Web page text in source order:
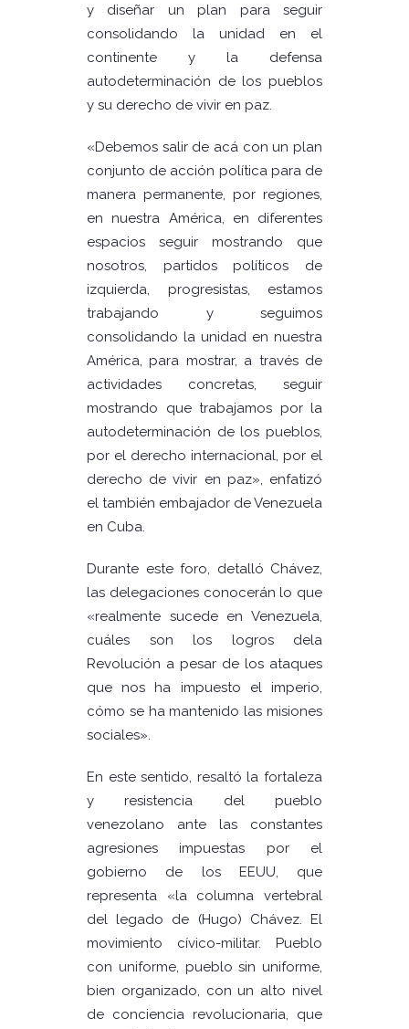
y diseñar un plan para seguir
consolidando la unidad en el
continente y la defensa
autodeterminación de los pueblos
y su derecho de vivir en paz.
«Debemos salir de acá con un plan
conjunto de acción política para de
manera permanente, por regiones,
en nuestra América, en diferentes
espacios seguir mostrando que
nosotros, partidos políticos de
izquierda, progresistas, estamos
trabajando y seguimos
consolidando la unidad en nuestra
América, para mostrar, a través de
actividades concretas, seguir
mostrando que trabajamos por la
autodeterminación de los pueblos,
por el derecho internacional, por el
derecho de vivir en paz», enfatizó
el también embajador de Venezuela
en Cuba.
Durante este foro, detalló Chávez,
las delegaciones conocerán lo que
«realmente sucede en Venezuela,
cuáles son los logros dela
Revolución a pesar de los ataques
que nos ha impuesto el imperio,
cómo se ha mantenido las misiones
sociales».
En este sentido, resaltó la fortaleza
y resistencia del pueblo
venezolano ante las constantes
agresiones impuestas por el
gobierno de los EEUU, que
representa «la columna vertebral
del legado de (Hugo) Chávez. El
movimiento cívico-militar. Pueblo
con uniforme, pueblo sin uniforme,
bien organizado, con un alto nivel
de conciencia revolucionaria, que